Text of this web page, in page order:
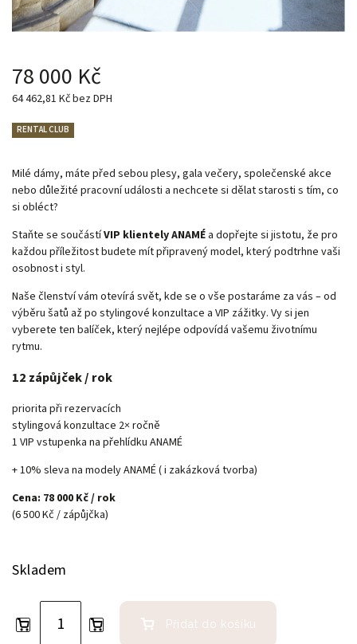
78 000 Kč
64 462,81 Kč bez DPH
Milé dámy, máte před sebou plesy, gala večery, společenské akce
nebo důležité pracovní události a nechcete si dělat starosti s tím, co
si obléct?
Staňte se součástíVIP klientely ANAMÉ a dopřejte si jistotu, že pro
každou příležitost budete mít připravený model, který podtrhne vaši
osobnost i styl.
Naše členství vám otevírá svět, kde se o vše postaráme za vás – od
výběru šatů až po stylingové konzultace a VIP zážitky. Vy si jen
vyberete ten balíček, který nejlépe odpovídá vašemu životnímu
rytmu.
12 zápůjček / rok
priorita při rezervacích
stylingová konzultace 2× ročně
1 VIP vstupenka na přehlídku ANAMÉ
+ 10% sleva na modely ANAMÉ ( i zakázková tvorba)
Cena: 78 000 Kč / rok
(6 500 Kč / zápůjčka)
RENTAL CLUB
Skladem
Přidat do košíku